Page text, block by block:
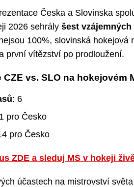
Česka a Slovinska
2026 sehrály šest vzájemných
100%, slovinská hokejová
první vítězství po prodloužení.
CZE vs. SLO na hokejovém
: 6
pro Česko
pro Česko
ZDE a sleduj MS v hokeji
účastech na mistrovství